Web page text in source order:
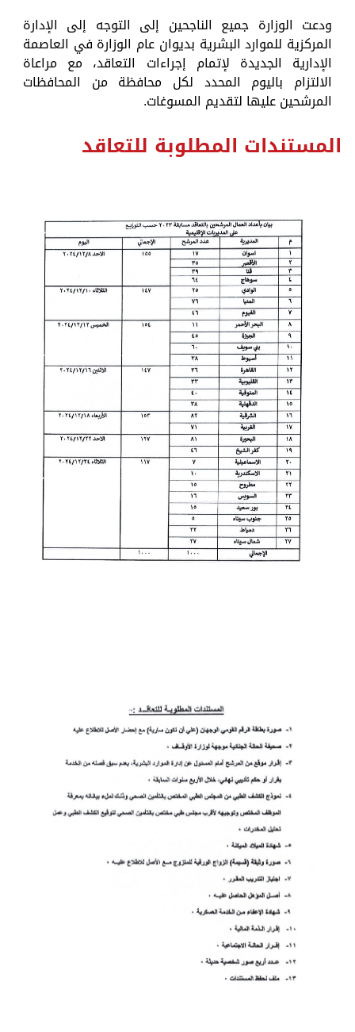
ودعت الوزارة جميع الناجحين إلى التوجه إلى الإدارة
المركزية للموارد البشرية بديوان عام الوزارة في العاصمة
الإدارية الجديدة لإتمام إجراءات التعاقد، مع مراعاة
الالتزام باليوم المحدد لكل محافظة من المحافظات
المرشحين عليها لتقديم المسوغات.
المستندات المطلوبة للتعاقد